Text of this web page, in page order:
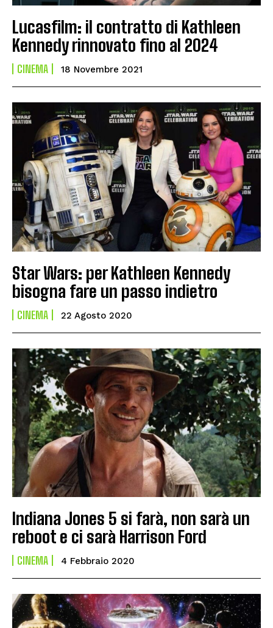
Lucasfilm: il contratto di Kathleen
Kennedy rinnovato fino al 2024
CINEMA 18 Novembre 2021
Star Wars: per Kathleen Kennedy
bisogna fare un passo indietro
CINEMA 22 Agosto 2020
Indiana Jones 5 si farà, non sarà un
reboot e ci sarà Harrison Ford
CINEMA 4 Febbraio 2020